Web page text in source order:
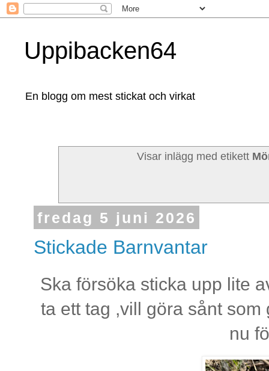
Uppibacken64
En blogg om mest stickat och virkat
Visar inlägg med etikett
fredag 5 juni 2026
Stickade Barnvantar
Ska försöka sticka upp lite
ta ett tag ,vill göra sånt
nu